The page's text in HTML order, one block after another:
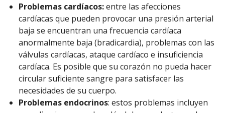
Problemas cardíacos:entre las afecciones
cardíacas que pueden provocar una presión arterial
baja se encuentran una frecuencia cardíaca
anormalmente baja (bradicardia), problemas con las
válvulas cardíacas, ataque cardíaco e insuficiencia
cardíaca. Es posible que su corazón no pueda hacer
circular suficiente sangre para satisfacer las
necesidades de su cuerpo.
Problemas endocrinos: estos problemas incluyen